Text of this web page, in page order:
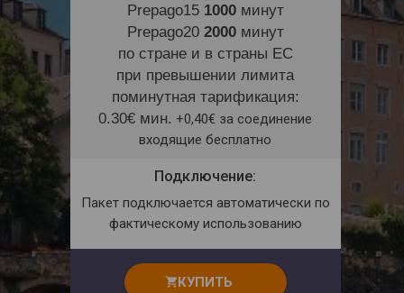
Prepago15 1000минут
Prepago20 2000минут
по стране и в страны ЕС
при превышении лимита
поминутная тарификация:
0.30€ мин. +0,40€ за соединение
входящие бесплатно
Подключение:
Пакет подключается автоматически по
фактическому использованию
shopping_cart КУПИТЬ